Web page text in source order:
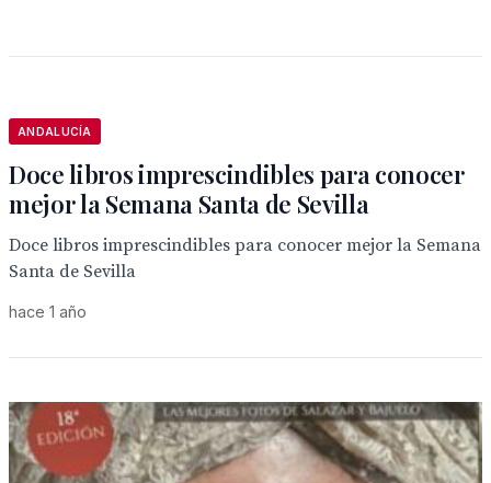
ANDALUCÍA
Doce libros imprescindibles para conocer
mejor la Semana Santa de Sevilla
Doce libros imprescindibles para conocer mejor la Semana
Santa de Sevilla
hace 1 año